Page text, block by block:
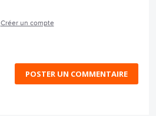
Créer un compte
POSTER UN COMMENTAIRE